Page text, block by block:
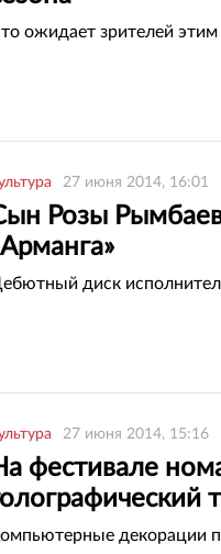
ожидает зрителей
27 июня 2014, 16:01
Розы
диск
27 июня 2014, 15:16
фестивале
декорации